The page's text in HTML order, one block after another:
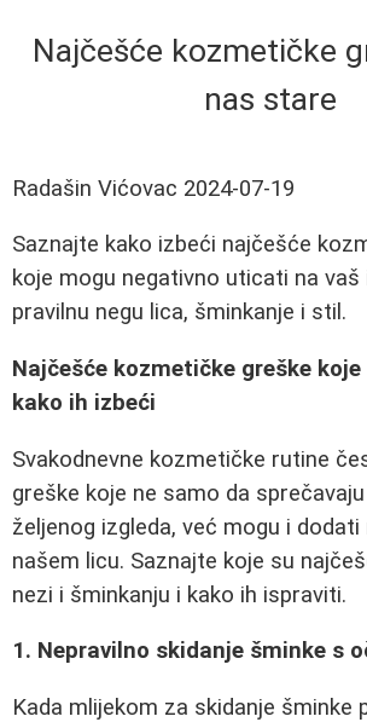
Najčešće kozmetičke
nas stare
Radašin Vićovac 2024-07-19
Saznajte kako izbeći najčešće
koje mogu negativno uticati na vaš
pravilnu negu lica, šminkanje i stil.
Najčešće kozmetičke greške
kako ih izbeći
Svakodnevne kozmetičke rutine
greške koje ne samo da
željenog izgleda, već mogu i dodati
našem licu. Saznajte koje su
nezi i šminkanju i kako ih ispraviti.
1. Nepravilno skidanje šminke s
Kada mlijekom za skidanje šminke